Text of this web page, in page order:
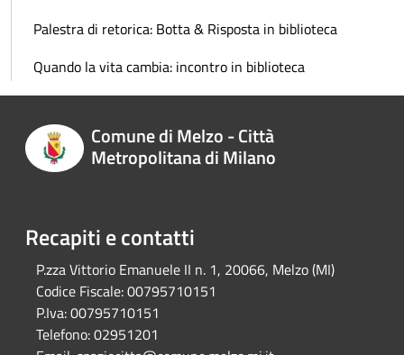
Palestra di retorica: Botta & Risposta in biblioteca
Quando la vita cambia: incontro in biblioteca
Comune di Melzo - Città
Metropolitana di Milano
Recapiti e contatti
P.zza Vittorio Emanuele II n. 1, 20066, Melzo (MI)
Codice Fiscale:00795710151
P.Iva:00795710151
Telefono:02951201